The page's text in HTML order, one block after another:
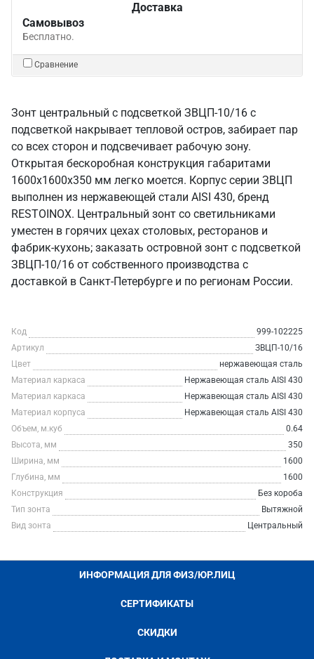
Доставка
Самовывоз
Бесплатно.
Сравнение
Зонт центральный с подсветкой ЗВЦП-10/16 с
подсветкой накрывает тепловой остров, забирает пар
со всех сторон и подсвечивает рабочую зону.
Открытая бескоробная конструкция габаритами
1600х1600х350 мм легко моется. Корпус серии ЗВЦП
выполнен из нержавеющей стали AISI 430, бренд
RESTOINOX. Центральный зонт со светильниками
уместен в горячих цехах столовых, ресторанов и
фабрик-кухонь; заказать островной зонт с подсветкой
ЗВЦП-10/16 от собственного производства с
доставкой в Санкт‑Петербурге и по регионам России.
Код
999-102225
Артикул
ЗВЦП-10/16
Цвет
нержавеющая сталь
Материал каркаса
Нержавеющая сталь AISI 430
Материал каркаса
Нержавеющая сталь AISI 430
Материал корпуса
Нержавеющая сталь AISI 430
Объем, м.куб
0.64
Высота, мм
350
Ширина, мм
1600
Глубина, мм
1600
Конструкция
Без короба
Тип зонта
Вытяжной
Вид зонта
Центральный
ИНФОРМАЦИЯ ДЛЯ ФИЗ/ЮР.ЛИЦ
СЕРТИФИКАТЫ
СКИДКИ